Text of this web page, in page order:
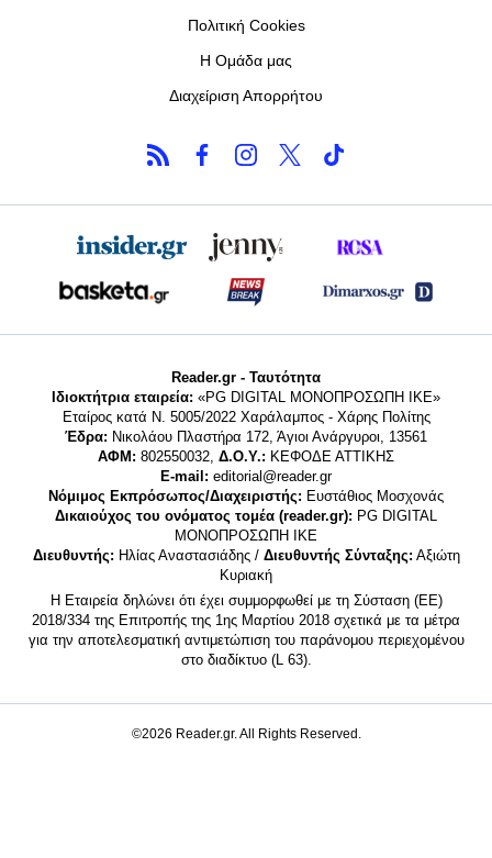
Πολιτική Cookies
Η Ομάδα μας
Διαχείριση Απορρήτου
Reader.gr - Ταυτότητα
Ιδιοκτήτρια εταιρεία: «PG DIGITAL MONΟΠΡΟΣΩΠΗ ΙΚΕ»
Εταίρος κατά Ν. 5005/2022 Χαράλαμπος - Χάρης Πολίτης
Έδρα: Νικολάου Πλαστήρα 172, Άγιοι Ανάργυροι, 13561
ΑΦΜ: 802550032, Δ.Ο.Υ.: ΚΕΦΟΔΕ ΑΤΤΙΚΗΣ
E-mail: editorial@reader.gr
Νόμιμος Εκπρόσωπος/Διαχειριστής: Ευστάθιος Μοσχονάς
Δικαιούχος του ονόματος τομέα (reader.gr): PG DIGITAL
MONΟΠΡΟΣΩΠΗ ΙΚΕ
Διευθυντής: Ηλίας Αναστασιάδης / Διευθυντής Σύνταξης: Αξιώτη
Κυριακή
Η Εταιρεία δηλώνει ότι έχει συμμορφωθεί με τη Σύσταση (ΕΕ)
2018/334 της Επιτροπής της 1ης Μαρτίου 2018 σχετικά με τα μέτρα
για την αποτελεσματική αντιμετώπιση του παράνομου περιεχομένου
στο διαδίκτυο (L 63).
©2026 Reader.gr. All Rights Reserved.